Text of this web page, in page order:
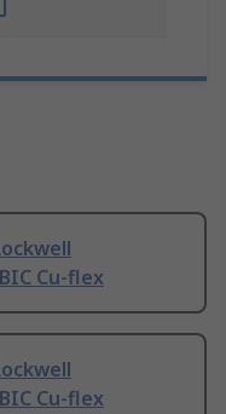
Cu-flex
Cu-flex